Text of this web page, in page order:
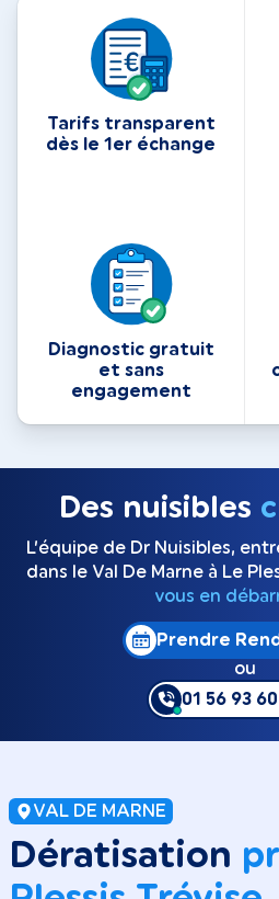
Tarifs transparent
dès le 1er échange
Diagnostic gratuit
et sans
engagement
Des nuisibles
L’équipe de Dr Nuisibles,
dans le Val De Marne à Le
vous en
Prendre
ou
01 56 93
VAL DE MARNE
Dératisation